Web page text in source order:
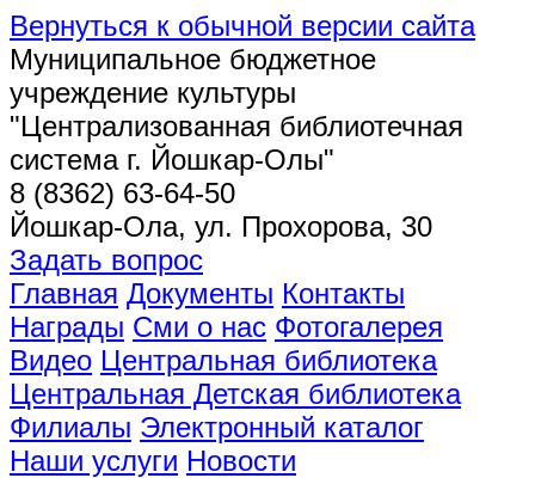
Вернуться к обычной версии сайта
Муниципальное бюджетное
учреждение культуры
"Централизованная библиотечная
система г. Йошкар-Олы"
8 (8362) 63-64-50
Йошкар-Ола, ул. Прохорова, 30
Задать вопрос
Главная Документы Контакты
Награды Сми о нас Фотогалерея
Видео Центральная библиотека
Центральная Детская библиотека
Филиалы Электронный каталог
Наши услуги Новости